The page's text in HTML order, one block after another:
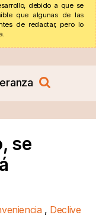
debido a que se
que algunas de las
de redactar, pero lo
se
, Declive